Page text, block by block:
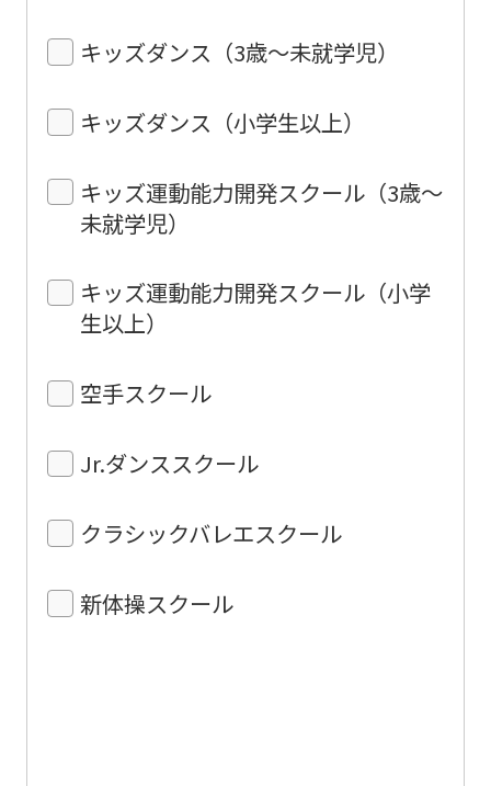
キッズダンス（3歳〜未就学児）
キッズダンス（小学生以上）
キッズ運動能力開発スクール（3歳〜
未就学児）
キッズ運動能力開発スクール（小学
生以上）
空手スクール
Jr.ダンススクール
クラシックバレエスクール
新体操スクール